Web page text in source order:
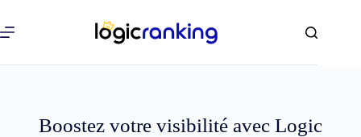
Boostez votre visibilité avec Logic